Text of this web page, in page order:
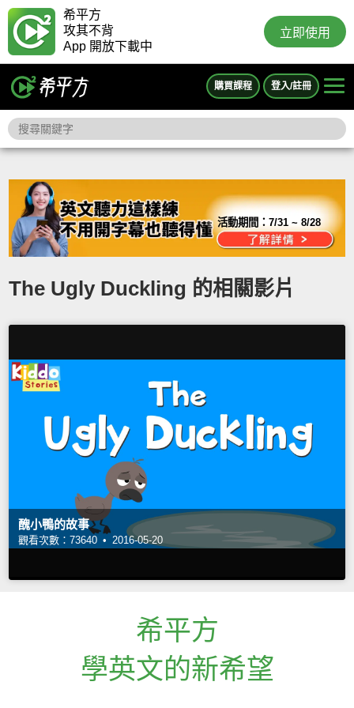
希平方
攻其不背
App 開放下載中
立即使用
購買課程 登入/註冊
活動期間：7/31 ~ 8/28
The Ugly Duckling 的相關影片
醜小鴨的故事
觀看次數：73640 • 2016-05-20
希平方
學英文的新希望